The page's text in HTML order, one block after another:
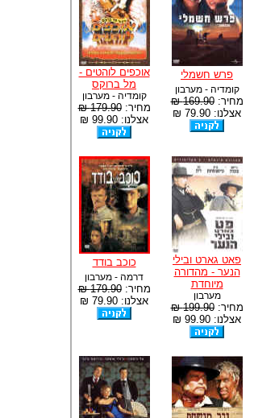
פרש חשמלי
קומדיה - מערבון
מחיר:169.90 ₪
אצלנו: 79.90 ₪
אוכפים לוהטים -
מל ברוקס
קומדיה - מערבון
מחיר:179.90 ₪
אצלנו: 99.90 ₪
פאט גארט ובילי
הנער - מהדורה
מיוחדת
מערבון
מחיר:199.90 ₪
אצלנו: 99.90 ₪
כוכב בודד
דרמה - מערבון
מחיר:179.90 ₪
אצלנו: 79.90 ₪